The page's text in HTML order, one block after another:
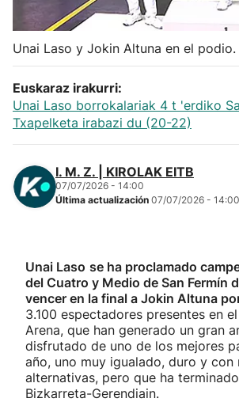
Carreras de montaña
Más deportes
"Helmuga"
Unai Laso y Jokin Altuna en el podio.
Euskaraz irakurri:
Unai Laso borrokalariak 4 t 'erdiko
Txapelketa irabazi du (20-22)
I. M. Z. | KIROLAK EITB
07/07/2026 - 14:00
Última actualización 07/07/2026 - 14:00
Unai Laso se ha proclamado
del Cuatro y Medio de San Fermín
vencer en la final a Jokin Altuna
3.100 espectadores presentes en
Arena, que han generado un gran
disfrutado de uno de los mejores
año, uno muy igualado, duro y con
alternativas, pero que ha
Bizkarreta-Gerendiain.